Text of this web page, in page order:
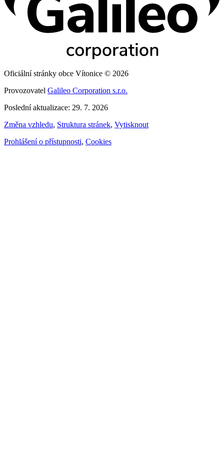
Oficiální stránky obce Vítonice © 2026
Provozovatel Galileo Corporation s.r.o.
Poslední aktualizace: 29. 7. 2026
Změna vzhledu, Struktura stránek, Vytisknout
Prohlášení o přístupnosti, Cookies